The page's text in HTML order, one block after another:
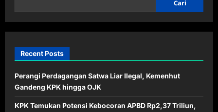
Cari
Recent Posts
Perangi Perdagangan Satwa Liar Ilegal, Kemenhut
Gandeng KPK hingga OJK
KPK Temukan Potensi Kebocoran APBD Rp2,37 Triliun,